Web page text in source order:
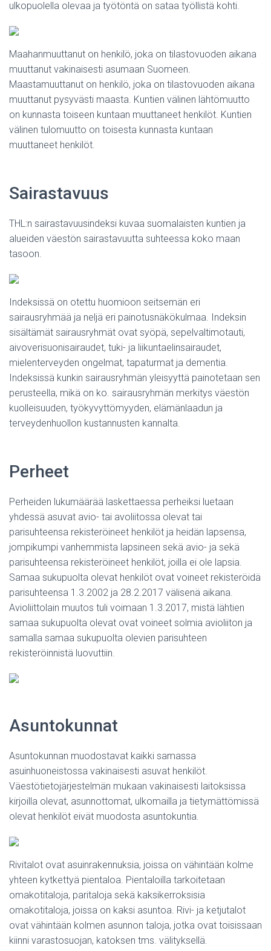
ulkopuolella olevaa ja työtöntä on sataa työllistä kohti.
Maahanmuuttanut on henkilö, joka on tilastovuoden aikana
muuttanut vakinaisesti asumaan Suomeen.
Maastamuuttanut on henkilö, joka on tilastovuoden aikana
muuttanut pysyvästi maasta. Kuntien välinen lähtömuutto
on kunnasta toiseen kuntaan muuttaneet henkilöt. Kuntien
välinen tulomuutto on toisesta kunnasta kuntaan
muuttaneet henkilöt.
Sairastavuus
THL:n sairastavuusindeksi kuvaa suomalaisten kuntien ja
alueiden väestön sairastavuutta suhteessa koko maan
tasoon.
Indeksissä on otettu huomioon seitsemän eri
sairausryhmää ja neljä eri painotusnäkökulmaa. Indeksin
sisältämät sairausryhmät ovat syöpä, sepelvaltimotauti,
aivoverisuonisairaudet, tuki- ja liikuntaelinsairaudet,
mielenterveyden ongelmat, tapaturmat ja dementia.
Indeksissä kunkin sairausryhmän yleisyyttä painotetaan sen
perusteella, mikä on ko. sairausryhmän merkitys väestön
kuolleisuuden, työkyvyttömyyden, elämänlaadun ja
terveydenhuollon kustannusten kannalta.
Perheet
Perheiden lukumäärää laskettaessa perheiksi luetaan
yhdessä asuvat avio- tai avoliitossa olevat tai
parisuhteensa rekisteröineet henkilöt ja heidän lapsensa,
jompikumpi vanhemmista lapsineen sekä avio- ja sekä
parisuhteensa rekisteröineet henkilöt, joilla ei ole lapsia.
Samaa sukupuolta olevat henkilöt ovat voineet rekisteröidä
parisuhteensa 1.3.2002 ja 28.2.2017 välisenä aikana.
Avioliittolain muutos tuli voimaan 1.3.2017, mistä lähtien
samaa sukupuolta olevat ovat voineet solmia avioliiton ja
samalla samaa sukupuolta olevien parisuhteen
rekisteröinnistä luovuttiin.
Asuntokunnat
Asuntokunnan muodostavat kaikki samassa
asuinhuoneistossa vakinaisesti asuvat henkilöt.
Väestötietojärjestelmän mukaan vakinaisesti laitoksissa
kirjoilla olevat, asunnottomat, ulkomailla ja tietymättömissä
olevat henkilöt eivät muodosta asuntokuntia.
Rivitalot ovat asuinrakennuksia, joissa on vähintään kolme
yhteen kytkettyä pientaloa. Pientaloilla tarkoitetaan
omakotitaloja, paritaloja sekä kaksikerroksisia
omakotitaloja, joissa on kaksi asuntoa. Rivi- ja ketjutalot
ovat vähintään kolmen asunnon taloja, jotka ovat toisissaan
kiinni varastosuojan, katoksen tms. välityksellä.